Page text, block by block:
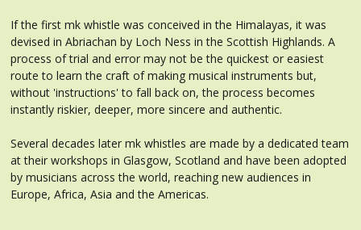
If the first mk whistle was conceived in the Himalayas, it was
devised in Abriachan by Loch Ness in the Scottish Highlands. A
process of trial and error may not be the quickest or easiest
route to learn the craft of making musical instruments but,
without 'instructions' to fall back on, the process becomes
instantly riskier, deeper, more sincere and authentic.
Several decades later mk whistles are made by a dedicated team
at their workshops in Glasgow, Scotland and have been adopted
by musicians across the world, reaching new audiences in
Europe, Africa, Asia and the Americas.